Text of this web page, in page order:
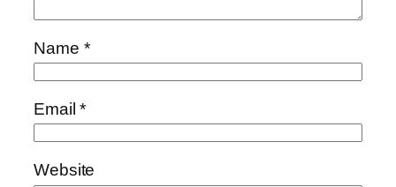
Name *
Email*
Website